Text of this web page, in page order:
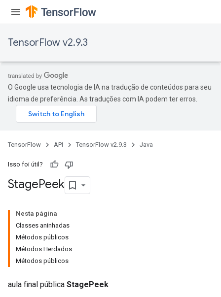
TensorFlow v2.9.3
O Google usa tecnologia de IA na tradução de conteúdos para seu
idioma de preferência. As traduções com IA podem ter erros.
TensorFlow API TensorFlow v2.9.3 Java
Isso foi útil?
StagePeek
Nesta página
Classes aninhadas
Métodos públicos
Métodos Herdados
Métodos públicos
aula final pública StagePeek